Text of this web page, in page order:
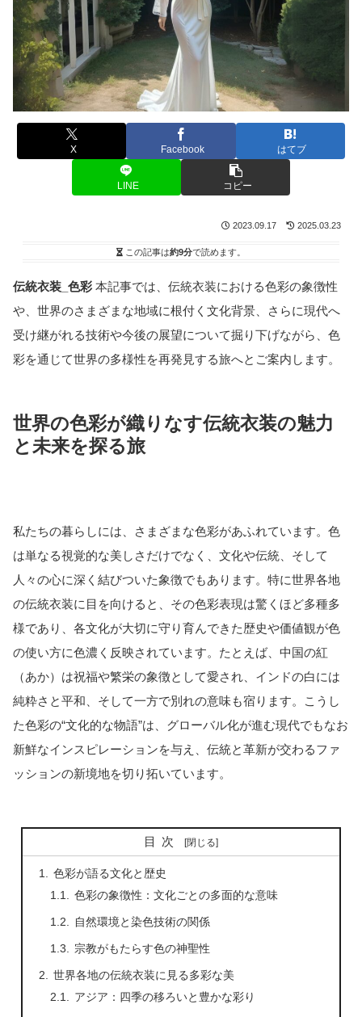
X Facebook はてブ
LINE コピー
2023.09.17 2025.03.23
この記事は約9分で読めます。
伝統衣装_色彩 本記事では、伝統衣装における色彩の象徴性
や、世界のさまざまな地域に根付く文化背景、さらに現代へ
受け継がれる技術や今後の展望について掘り下げながら、色
彩を通じて世界の多様性を再発見する旅へとご案内します。
世界の色彩が織りなす伝統衣装の魅力
と未来を探る旅
私たちの暮らしには、さまざまな色彩があふれています。色
は単なる視覚的な美しさだけでなく、文化や伝統、そして
人々の心に深く結びついた象徴でもあります。特に世界各地
の伝統衣装に目を向けると、その色彩表現は驚くほど多種多
様であり、各文化が大切に守り育んできた歴史や価値観が色
の使い方に色濃く反映されています。たとえば、中国の紅
（あか）は祝福や繁栄の象徴として愛され、インドの白には
純粋さと平和、そして一方で別れの意味も宿ります。こうし
た色彩の“文化的な物語”は、グローバル化が進む現代でもなお
新鮮なインスピレーションを与え、伝統と革新が交わるファ
ッションの新境地を切り拓いています。
目次
色彩が語る文化と歴史
色彩の象徴性：文化ごとの多面的な意味
自然環境と染色技術の関係
宗教がもたらす色の神聖性
世界各地の伝統衣装に見る多彩な美
アジア：四季の移ろいと豊かな彩り